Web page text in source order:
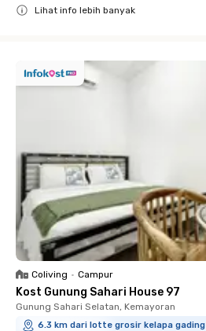
Lihat info lebih banyak
Coliving • Campur
Kost Gunung Sahari House 97
Gunung Sahari Selatan, Kemayoran
6.3 km dari lotte grosir kelapa gading